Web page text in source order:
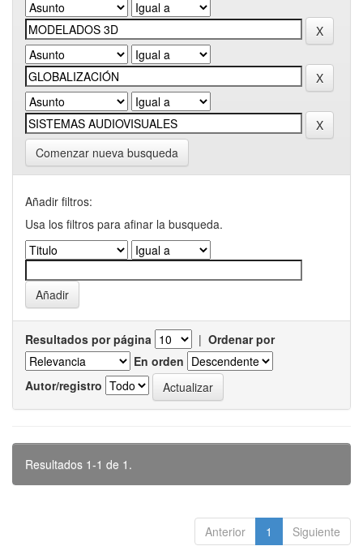
Comenzar nueva busqueda
Añadir filtros:
Usa los filtros para afinar la busqueda.
Resultados por página | Ordenar por
En orden
Autor/registro
Resultados 1-1 de 1.
Anterior 1 Siguiente